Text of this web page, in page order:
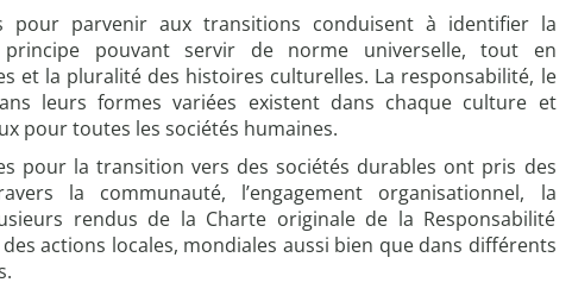
pour parvenir aux transitions conduisent à identifier la
principe pouvant servir de norme universelle, tout en
et la pluralité des histoires culturelles. La responsabilité, le
leurs formes variées existent dans chaque culture et
pour toutes les sociétés humaines.
pour la transition vers des sociétés durables ont pris des
la communauté, l’engagement organisationnel, la
rendus de la Charte originale de la Responsabilité
actions locales, mondiales aussi bien que dans différents